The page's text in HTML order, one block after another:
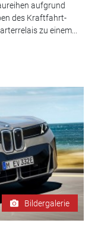
aufgrund
des Kraftfahrt-
zu einem...
Bildergalerie